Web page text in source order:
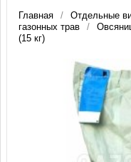
Главная Отдельные
газонных трав
(15 кг)